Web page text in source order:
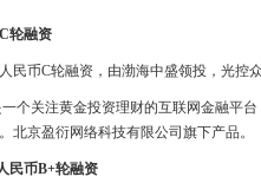
轮融资
民币C轮融资，由渤海中盛领投，光控
一个关注黄金投资理财的互联网金融平
北京盈衍网络科技有限公司旗下产品。
民币B+轮融资